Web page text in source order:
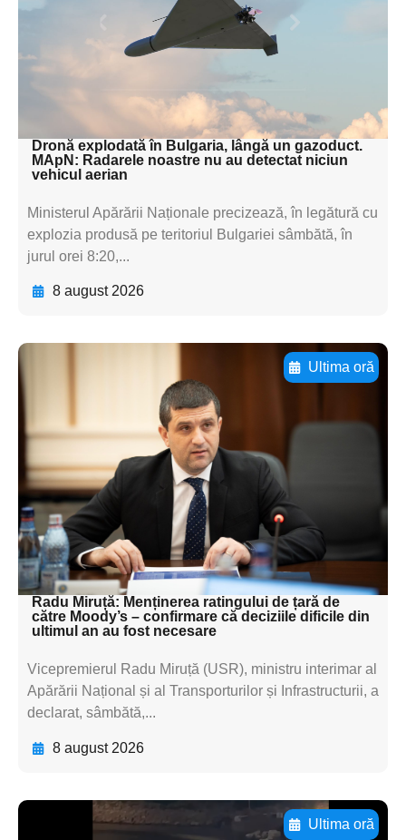
subtitluAdaugă aici
textul pentru
subtitluAdaugă aici
textul pentru subti
Dronă explodată în Bulgaria, lângă un gazoduct.
MApN: Radarele noastre nu au detectat niciun
vehicul aerian
Ministerul Apărării Naționale precizează, în legătură cu
explozia produsă pe teritoriul Bulgariei sâmbătă, în
jurul orei 8:20,...
8 august 2026
Ultima oră
Adaugă aici textul pentru
subtitluAdaugă aici
textul pentru
subtitluAdaugă aici
textul pentru
subtitluAdaugă aici
textul pentru subti
Radu Miruță: Menținerea ratingului de țară de
către Moody’s – confirmare că deciziile dificile din
ultimul an au fost necesare
Vicepremierul Radu Miruță (USR), ministru interimar al
Apărării Național și al Transporturilor și Infrastructurii, a
declarat, sâmbătă,...
8 august 2026
Ultima oră